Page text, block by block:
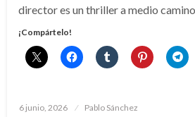
director es un thriller a medio
¡Compártelo!
Publicado
6 junio, 2026 Pablo Sánchez